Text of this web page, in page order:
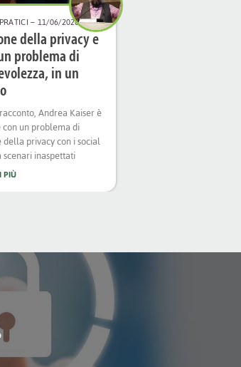
– 11/06/2026
della privacy e
problema di
in un
Andrea Kaiser è
un problema di
privacy con i social
inaspettati
PIÙ